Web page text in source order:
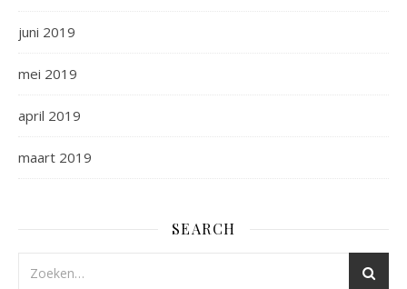
juni 2019
mei 2019
april 2019
maart 2019
SEARCH